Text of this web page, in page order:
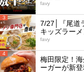
favy
3
7/27│『尾道
キッズラー
favy
4
梅田限定！
ーガーが新登